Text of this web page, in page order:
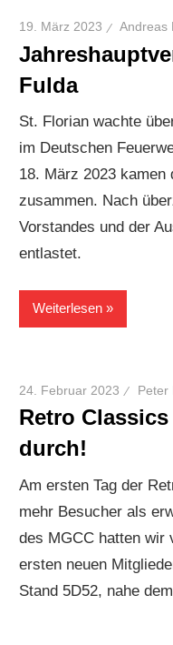
19. März 2023 Andreas
Fulda
St. Florian wachte
im Deutschen
18. März 2023
zusammen. Nach
Vorstandes und der
entlastet.
Weiterlesen
24. Februar 2023 Peter
Retro
durch!
Am ersten Tag der
mehr Besucher als
des MGCC hatten wir
ersten neuen
Stand 5D52, nahe